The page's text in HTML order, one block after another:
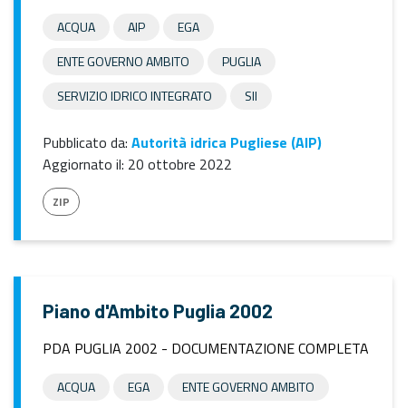
ACQUA AIP
EGA
ENTE GOVERNO AMBITO
PUGLIA
SERVIZIO IDRICO INTEGRATO
SII
Pubblicato da: Autorità idrica Pugliese (AIP)
Aggiornato il: 20 ottobre 2022
ZIP
Piano d'Ambito Puglia 2002
PDA PUGLIA 2002 - DOCUMENTAZIONE COMPLETA
ACQUA EGA ENTE GOVERNO AMBITO